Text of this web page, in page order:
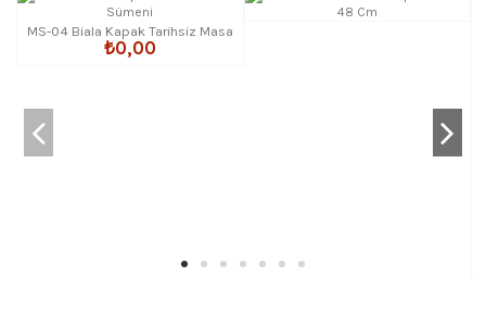
MS-04 Biala Kapak Tarihsiz Masa
Sümeni
₺0,00